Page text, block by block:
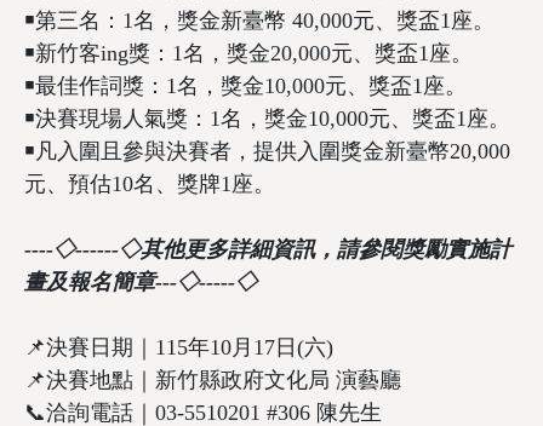
￭第三名：1名，獎金新臺幣 40,000元、獎盃1座。
￭新竹客ing獎：1名，獎金20,000元、獎盃1座。
￭最佳作詞獎：1名，獎金10,000元、獎盃1座。
￭決賽現場人氣獎：1名，獎金10,000元、獎盃1座。
￭凡入圍且參與決賽者，提供入圍獎金新臺幣20,000
元、預估10名、獎牌1座。
----◇------◇其他更多詳細資訊，請參閱獎勵實施計
畫及報名簡章---◇-----◇
📌決賽日期｜115年10月17日(六)
📌決賽地點｜新竹縣政府文化局 演藝廳
📞洽詢電話｜03-5510201 #306 陳先生